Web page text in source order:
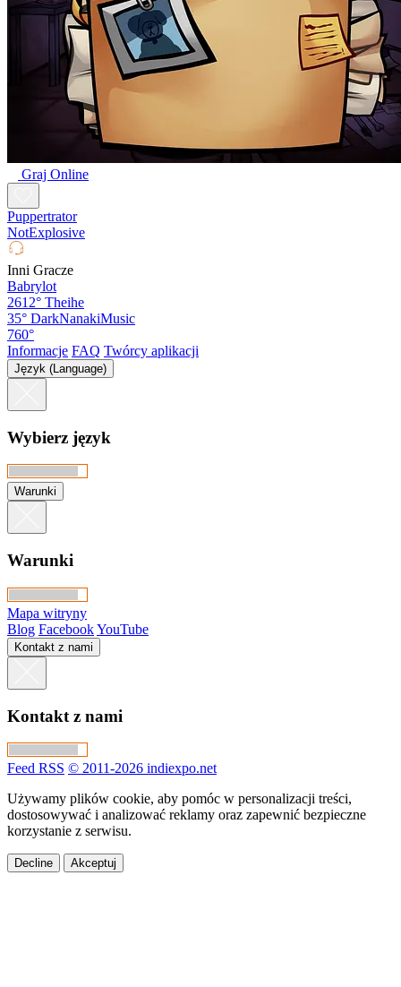
Graj Online
Puppertrator
NotExplosive
Inni Gracze
Babrylot
2612° Theihe
35° DarkNanakiMusic
760°
Informacje FAQ Twórcy aplikacji
Język (Language)
Wybierz język
Warunki
Warunki
Mapa witryny
Blog FacebookYouTube
Kontakt z nami
Kontakt z nami
Feed RSS © 2011-2026 indiexpo.net
Używamy plików cookie, aby pomóc w personalizacji treści,
dostosowywać i analizować reklamy oraz zapewnić bezpieczne
korzystanie z serwisu.
Decline Akceptuj